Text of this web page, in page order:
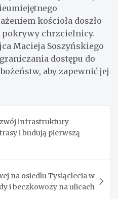
kościoła doszło
pokrywy chrzcielnicy.
Macieja Soszyńskiego
dostępu do
aby zapewnić jej
infrastruktury
i budują pierwszą
na osiedlu Tysiąclecia w
i beczkowozy na ulicach